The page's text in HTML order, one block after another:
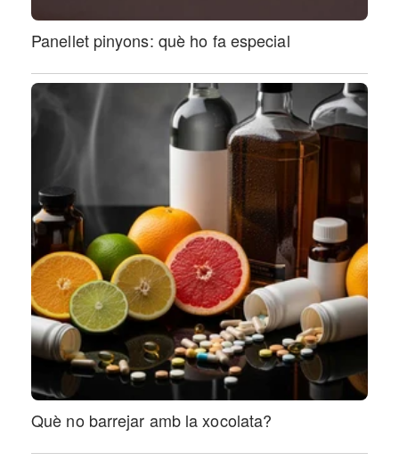
Panellet pinyons: què ho fa especial
Què no barrejar amb la xocolata?